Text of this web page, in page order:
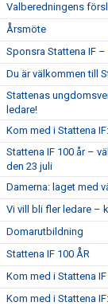
Valberedningens
Årsmöte
Sponsra Stattena IF
Du är välkommen till
Stattenas
ledare!
Kom med i Stattena
Stattena IF 100 år –
den 23 juli
Damerna: laget med
Vi vill bli fler ledare –
Domarutbildning
Stattena IF 100 ÅR
Kom med i Stattena
Kom med i Stattena